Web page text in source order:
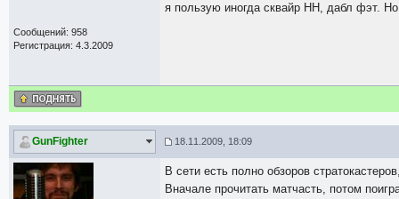
Сообщений: 958
Регистрация: 4.3.2009
я пользую иногда сквайр НН, дабл фэт.
GunFighter 18.11.2009, 18:09
В сети есть полно обзоров
Вначале прочитать матчасть, потом